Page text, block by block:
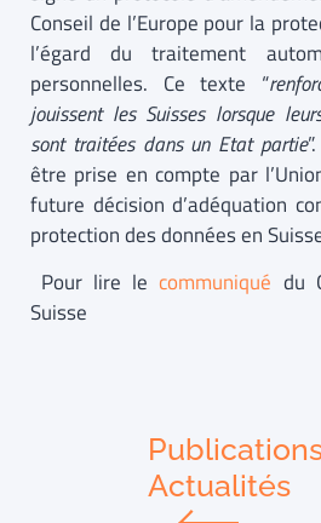
Conseil de l’Europe pour la
l’égard du traitement
personnelles. Ce texte “
jouissent les Suisses lorsque
sont traitées dans un Etat partie
être prise en compte par
future décision d’adéquation
protection des données en
Pour lire lecommuniqué du
Suisse
Actualités